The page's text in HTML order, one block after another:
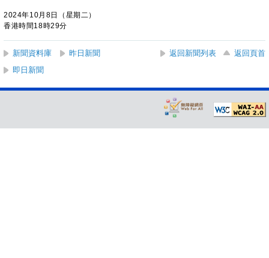
2024年10月8日（星期二）
香港時間18時29分
新聞資料庫 昨日新聞 返回新聞列表
返回頁首
即日新聞